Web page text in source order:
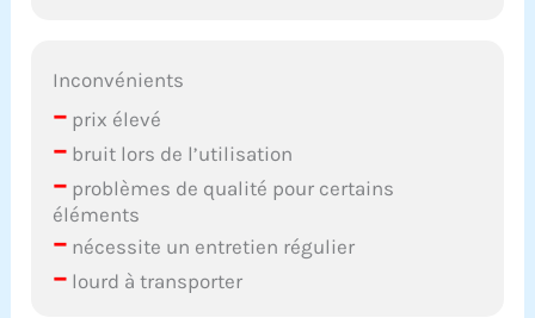
Inconvénients
– prix élevé
– bruit lors de l’utilisation
– problèmes de qualité pour certains
éléments
– nécessite un entretien régulier
– lourd à transporter